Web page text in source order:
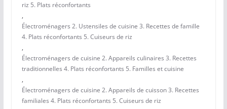
riz 5. Plats réconfortants
,
Électroménagers 2. Ustensiles de cuisine 3. Recettes de famille
4. Plats réconfortants 5. Cuiseurs de riz
,
Électroménagers de cuisine 2. Appareils culinaires 3. Recettes
traditionnelles 4. Plats réconfortants 5. Familles et cuisine
,
Électroménagers de cuisine 2. Appareils de cuisson 3. Recettes
familiales 4. Plats réconfortants 5. Cuiseurs de riz